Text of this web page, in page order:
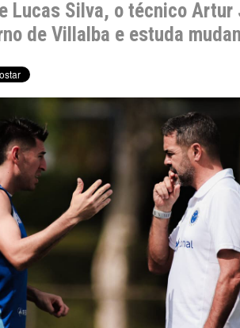
Lucas Silva, o técnico Artur
de Villalba e estuda